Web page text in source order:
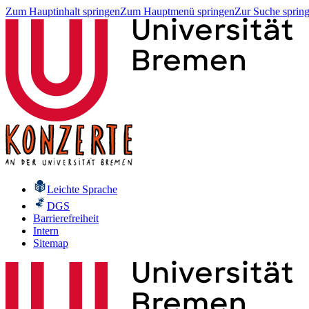
Zum Hauptinhalt springenZum Hauptmenü springenZur Suche
Leichte Sprache
DGS
Barrierefreiheit
Intern
Sitemap